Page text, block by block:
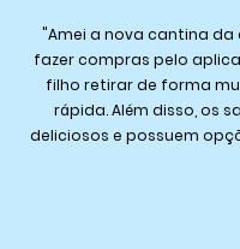
"Amei a nova cantina da
fazer compras pelo
filho retirar de forma
rápida. Além disso, os
deliciosos e possuem